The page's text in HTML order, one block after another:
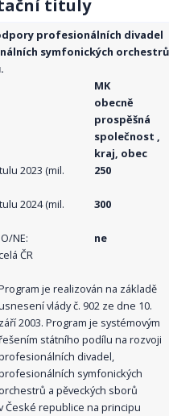
tituly
profesionálních divadel
symfonických orchestrů
MK
obecně
prospěšná
společnost ,
kraj, obec
2023 (mil.
250
2024 (mil.
300
NE:
ne
ČR
je realizován na základě
vlády č. 902 ze dne 10.
září 2003. Program je systémovým
řešením státního podílu na rozvoji
divadel,
symfonických
orchestrů a pěveckých sborů
České republice na principu